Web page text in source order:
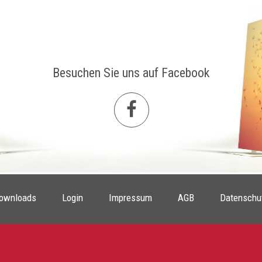
Besuchen Sie uns auf Facebook
Login Impressum AGB